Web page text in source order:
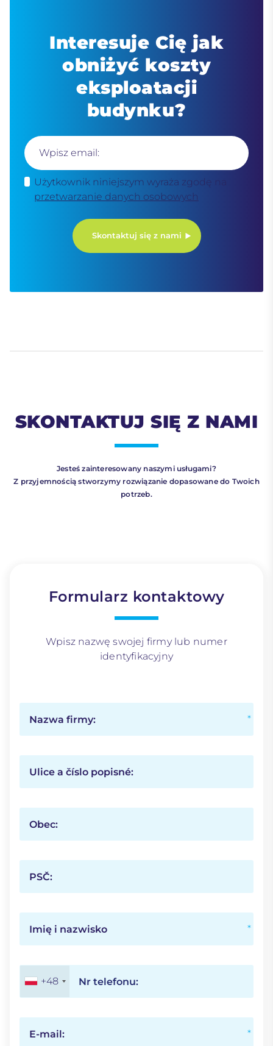
Interesuje Cię jak
obniżyć koszty
eksploatacji
budynku?
Wpisz email:
Użytkownik niniejszym wyraża zgodę na
przetwarzanie danych osobowych
Skontaktuj się z nami
SKONTAKTUJ SIĘ Z NAMI
Jesteś zainteresowany naszymi usługami?
Z przyjemnością stworzymy rozwiązanie dopasowane do Twoich
potrzeb.
Formularz kontaktowy
Wpisz nazwę swojej firmy lub numer
identyfikacyjny
Nazwa firmy:
Ulice a číslo popisné:
Obec:
PSČ:
Imię i nazwisko
Nr telefonu:
+48
E-mail: